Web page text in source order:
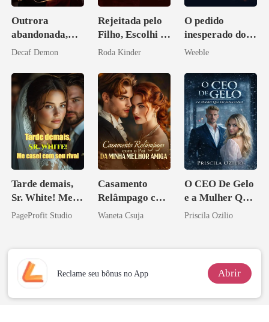
Outrora
abandonada,
agora intocável
Decaf Demon
Rejeitada pelo
Filho, Escolhi o
Don
Roda Kinder
O pedido
inesperado do
meu chefe
Weeble
Tarde demais,
Sr. White! Me
casei com seu
PageProfit Studio
Casamento
Relâmpago com
o Pai da Minha
Waneta Csuja
O CEO De Gelo
e a Mulher Que
Ele Jurou Odiar
Priscila Ozilio
Reclame seu bônus no App Abrir